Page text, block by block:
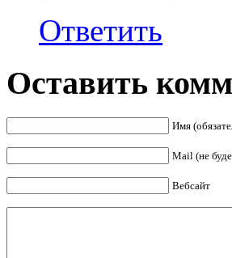
Ответить
Оставить
Имя
Mail (не
Вебсайт